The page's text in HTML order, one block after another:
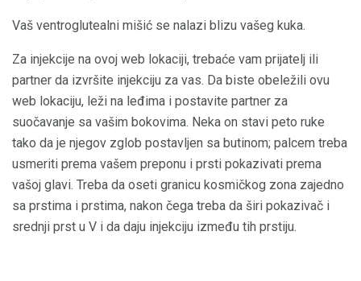
Vaš ventroglutealni mišić se nalazi blizu vašeg kuka.
Za injekcije na ovoj web lokaciji, trebaće vam prijatelj ili
partner da izvršite injekciju za vas. Da biste obeležili ovu
web lokaciju, leži na leđima i postavite partner za
suočavanje sa vašim bokovima. Neka on stavi peto ruke
tako da je njegov zglob postavljen sa butinom; palcem treba
usmeriti prema vašem preponu i prsti pokazivati ​​prema
vašoj glavi. Treba da oseti granicu kosmičkog zona zajedno
sa prstima i prstima, nakon čega treba da širi pokazivač i
srednji prst u V i da daju injekciju između tih prstiju.